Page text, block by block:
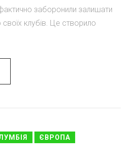
заборонили залишати
своїх клубів. Це створило
ЄВРОПА